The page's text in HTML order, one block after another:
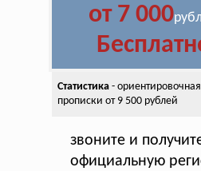
от 7 000
Статистика-
прописки от 9 500 рублей
звоните и
официальную